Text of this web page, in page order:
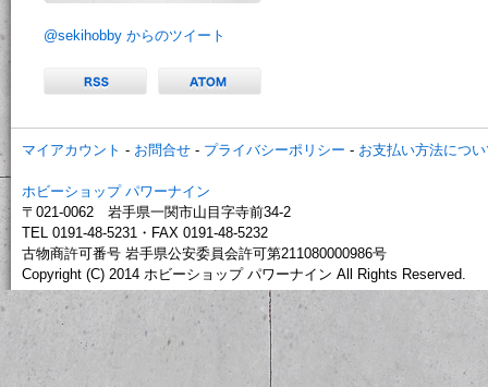
@sekihobby からのツイート
マイアカウント - お問合せ - プライバシーポリシー - お支払い方法につ
ホビーショップ パワーナイン
〒021-0062 岩手県一関市山目字寺前34-2
TEL 0191-48-5231・FAX 0191-48-5232
古物商許可番号 岩手県公安委員会許可第211080000986号
Copyright (C) 2014 ホビーショップ パワーナイン All Rights Reserved.